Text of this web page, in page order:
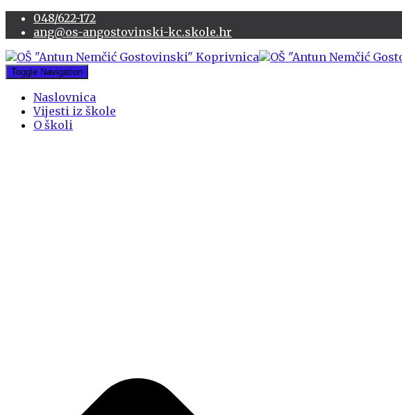
048/622-172
ang@os-angostovinski-kc.skole.hr
Toggle Navigation
Naslovnica
Vijesti iz škole
O školi